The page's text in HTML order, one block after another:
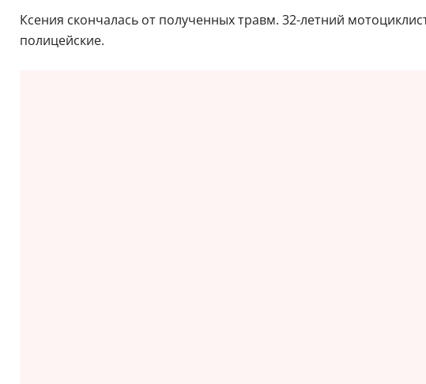
Ксения скончалась от полученных травм. 32-летний
полицейские.